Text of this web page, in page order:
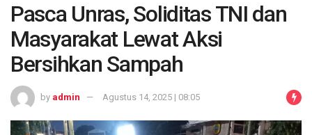
Pasca Unras, Soliditas TNI dan
Masyarakat Lewat Aksi
Bersihkan Sampah
by admin Agustus 14, 2025 | 08:05